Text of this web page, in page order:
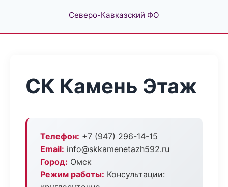
Северо-Кавказский ФО
СК Камень Этаж
Телефон: +7 (947) 296-14-15
Email: info@skkamenetazh592.ru
Город: Омск
Режим работы: Консультации: